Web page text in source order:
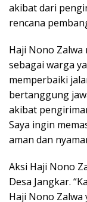
akibat dari
rencana
Haji Nono
sebagai warga
memperbaiki
bertanggung
akibat
Saya ingin
aman dan
Aksi Haji Nono
Desa Jangkar.
Haji Nono